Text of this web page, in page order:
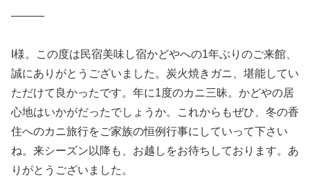
———
I様。この度は民宿美味し宿かどやへの1年ぶりのご来館、
誠にありがとうございました。炭火焼きガニ、堪能してい
ただけて良かったです。年に1度のカニ三昧。かどやの居
心地はいかがだったでしょうか。これからもぜひ、冬の香
住へのカニ旅行をご家族の恒例行事にしていって下さい
ね。来シーズン以降も、お越しをお待ちしております。あ
りがとうございました。